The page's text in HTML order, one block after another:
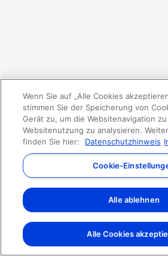
Wenn Sie auf „Alle Cookies
stimmen Sie der Speicherung von
Gerät zu, um die Websitenavigation
Websitenutzung zu analysieren.
finden Sie hier:
Datenschutzhinweis
Cookie-
Alle ablehnen
Alle Cookies